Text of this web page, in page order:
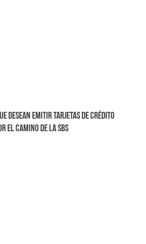
desean emitir tarjetas de crédito
el camino de la SBS